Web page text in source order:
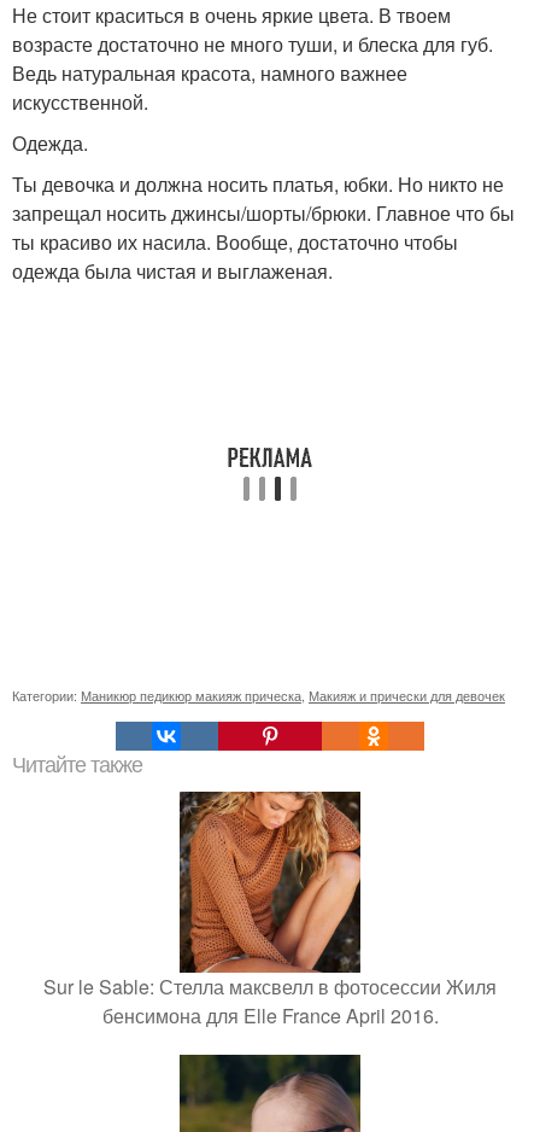
Не стоит краситься в очень яркие цвета. В твоем
возрасте достаточно не много туши, и блеска для губ.
Ведь натуральная красота, намного важнее
искусственной.
Одежда.
Ты девочка и должна носить платья, юбки. Но никто не
запрещал носить джинсы/шорты/брюки. Главное что бы
ты красиво их насила. Вообще, достаточно чтобы
одежда была чистая и выглаженая.
Категории: Маникюр педикюр макияж прическа, Макияж и прически для девочек
Читайте также
Sur le Sable: Стелла максвелл в фотосессии Жиля
бенсимона для Elle France April 2016.